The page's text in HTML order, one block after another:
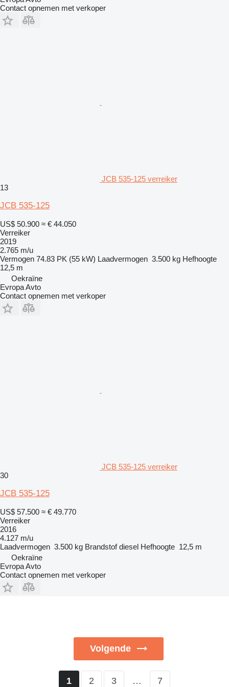
Contact opnemen met verkoper
JCB 535-125 verreiker
13
JCB 535-125
US$ 50.900 ≈ € 44.050
Verreiker
2019
2.765 m/u
Vermogen 74.83 PK (55 kW) Laadvermogen 3.500 kg Hefhoogte
12,5 m
Oekraïne
Evropa Avto
Contact opnemen met verkoper
JCB 535-125 verreiker
30
JCB 535-125
US$ 57.500 ≈ € 49.770
Verreiker
2016
4.127 m/u
Laadvermogen 3.500 kg Brandstof diesel Hefhoogte 12,5 m
Oekraïne
Evropa Avto
Contact opnemen met verkoper
Volgende
1 2 3 … 7